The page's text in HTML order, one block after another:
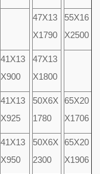
47X13
X1790
55X16
X2500
41X13
X900
47X13
X1800
41X13
X925
50X6X
1780
65X20
X1706
41X13
X950
50X6X
2300
65X20
X1906